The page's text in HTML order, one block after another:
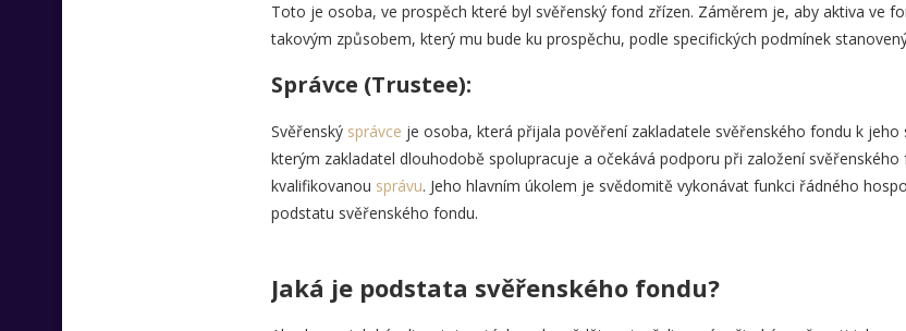
Toto je osoba, ve prospěch které byl svěřenský fond zřízen. Záměrem je, aby aktiva ve
takovým způsobem, který mu bude ku prospěchu, podle specifických podmínek
Správce (Trustee):
Svěřenský správce je osoba, která přijala pověření zakladatele svěřenského fondu k jeho
kterým zakladatel dlouhodobě spolupracuje a očekává podporu při založení
kvalifikovanou správu. Jeho hlavním úkolem je svědomitě vykonávat funkci řádného
podstatu svěřenského fondu.
Jaká je podstata svěřenského fondu?